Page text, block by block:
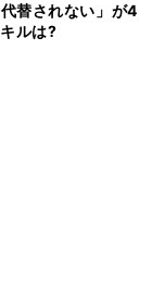
替されない」が4
ルは?